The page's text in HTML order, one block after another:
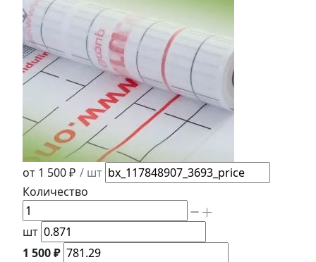
от 1 500 ₽ / шт
Количество
шт
1 500 ₽